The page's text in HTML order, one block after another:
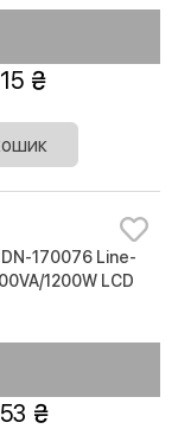
170076 Line-
1200W LCD